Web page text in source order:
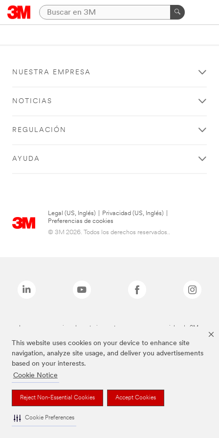
This website uses cookies on your device to enhance site
navigation, analyze site usage, and deliver you advertisements
based on your interests.
Cookie Notice
Reject Non-Essential Cookies Accept Cookies
Cookie Preferences
NUESTRA EMPRESA
NOTICIAS
REGULACIÓN
AYUDA
Legal (US, Inglés) Privacidad (US, Inglés)
Preferencias de cookies
© 3M 2026. Todos los derechos reservados..
Las marcas mencionadas anteriormente son marcas comerciales de 3M.